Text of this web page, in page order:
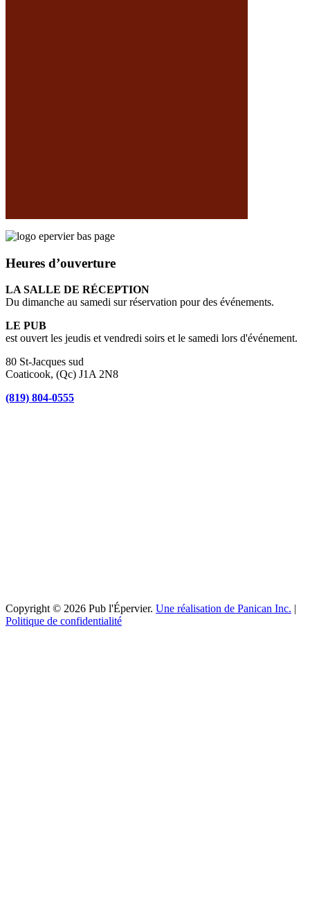
Heures d’ouverture
LA SALLE DE RÉCEPTION
Du dimanche au samedi sur réservation pour des événements.
LE PUB
est ouvert les jeudis et vendredi soirs et le samedi lors d'événement.
80 St-Jacques sud
Coaticook, (Qc) J1A 2N8
(819) 804-0555
Copyright © 2026 Pub l'Épervier. Une réalisation de Panican Inc. |
Politique de confidentialité